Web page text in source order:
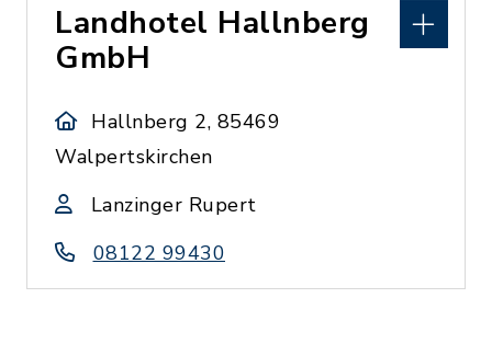
Landhotel Hallnberg
GmbH
Hallnberg 2, 85469
Walpertskirchen
Lanzinger Rupert
08122 99430